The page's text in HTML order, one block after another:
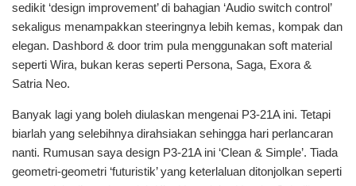
sedikit ‘design improvement’ di bahagian ‘Audio switch control’
sekaligus menampakkan steeringnya lebih kemas, kompak dan
elegan. Dashbord & door trim pula menggunakan soft material
seperti Wira, bukan keras seperti Persona, Saga, Exora &
Satria Neo.
Banyak lagi yang boleh diulaskan mengenai P3-21A ini. Tetapi
biarlah yang selebihnya dirahsiakan sehingga hari perlancaran
nanti. Rumusan saya design P3-21A ini ‘Clean & Simple’. Tiada
geometri-geometri ‘futuristik’ yang keterlaluan ditonjolkan seperti